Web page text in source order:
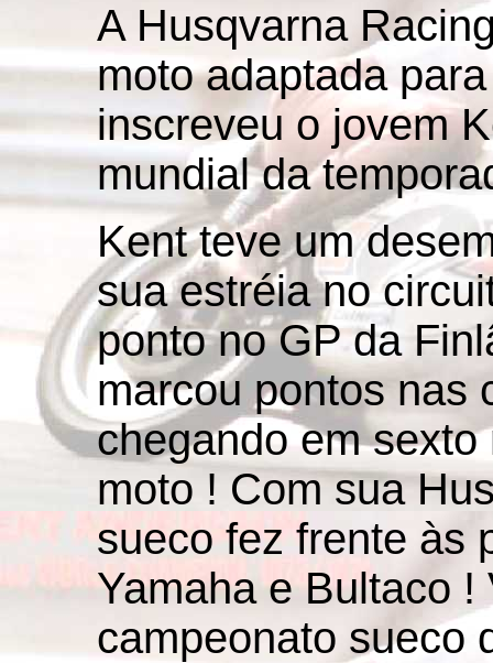
A Husqvarna
moto adaptada
inscreveu o jovem
mundial da
Kent teve um
sua estréia no
ponto no GP da
marcou pontos nas
chegando em
moto ! Com sua
sueco fez frente às
Yamaha e Bultaco !
campeonato sueco